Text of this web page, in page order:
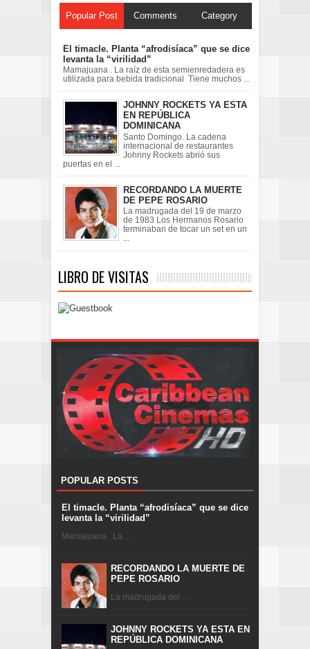
Popular Post Comments Category
El timacle. Planta “afrodisíaca” que se dice
levanta la “virilidad”
Mamajuana . La raíz de esta semienredadera es
utilizada para bebida tradicional Tiene muchos ...
JOHNNY ROCKETS YA ESTA
EN REPÚBLICA
DOMINICANA
Santo Domingo. La cadena
internacional de restaurantes
Johnny Rockets abrió sus
puertas en el ...
RECORDANDO LA MUERTE
DE PEPE ROSARIO
La madrugada del 19 de marzo
de 1983 Los Hermanos Rosario
terminaban de tocar un set en un
...
LIBRO DE VISITAS
POPULAR POSTS
El timacle. Planta “afrodisíaca” que se dice
levanta la “virilidad”
Mamajuana . La ...
RECORDANDO LA MUERTE DE
PEPE ROSARIO
La madrugada del ...
JOHNNY ROCKETS YA ESTA EN
REPÚBLICA DOMINICANA